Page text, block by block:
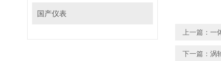
国产仪表
上一篇： 一
下一篇： 涡